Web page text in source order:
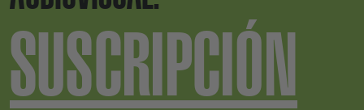
SUSCRIPCIÓN